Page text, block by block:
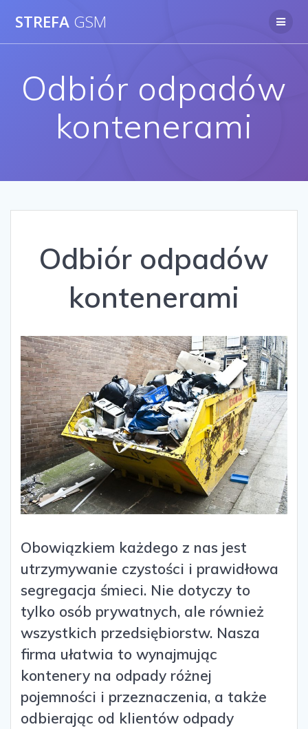
STREFA GSM
Odbiór odpadów
kontenerami
Odbiór odpadów
kontenerami
Obowiązkiem każdego z nas jest
utrzymywanie czystości i prawidłowa
segregacja śmieci. Nie dotyczy to
tylko osób prywatnych, ale również
wszystkich przedsiębiorstw. Nasza
firma ułatwia to wynajmując
kontenery na odpady różnej
pojemności i przeznaczenia, a także
odbierając od klientów odpady